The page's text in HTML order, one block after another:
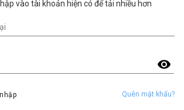
vào tài khoản hiện có để tải nhiều hơn
visibility
Quên mật khẩu?